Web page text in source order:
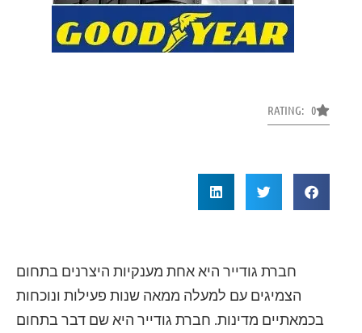
RATING: 0
חברת גודייר היא אחת מענקיות היצרנים בתחום
הצמיגים עם למעלה ממאה שנות פעילות ונוכחות
בכמאתיים מדינות. חברת גודייר היא שם דבר בתחום